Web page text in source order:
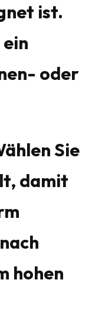
ist.
oder
Sie
damit
hohen